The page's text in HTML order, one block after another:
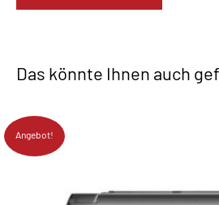
Das könnte Ihnen auch
Angebot!